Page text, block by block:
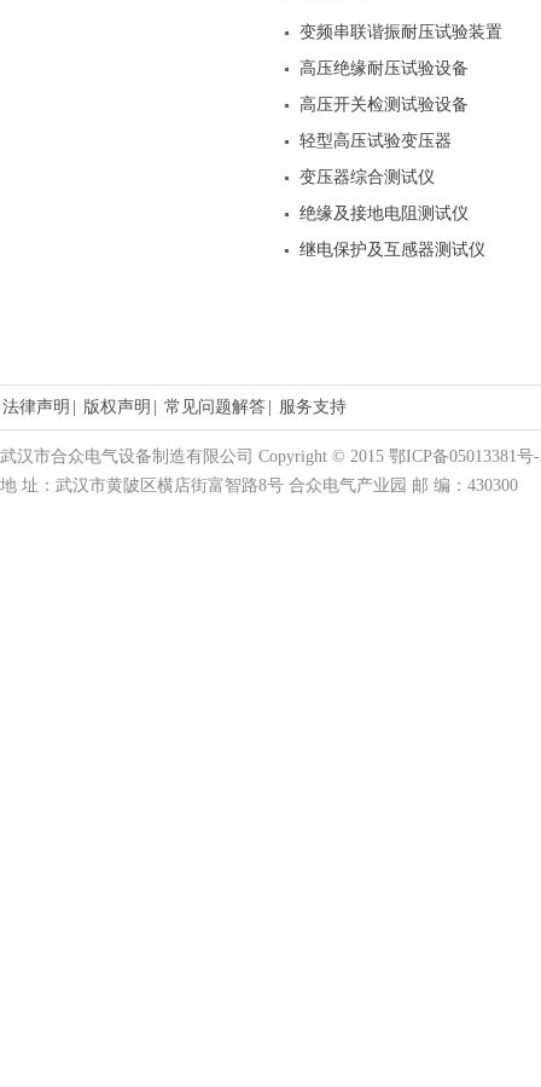
变频串联谐振耐压试验装置
高压绝缘耐压试验设备
高压开关检测试验设备
轻型高压试验变压器
变压器综合测试仪
绝缘及接地电阻测试仪
继电保护及互感器测试仪
法律声明 版权声明 常见问题解答 服务支持
武汉市合众电气设备制造有限公司 Copyright © 2015 鄂ICP备05013381号
地 址：武汉市黄陂区横店街富智路8号 合众电气产业园 邮 编：430300